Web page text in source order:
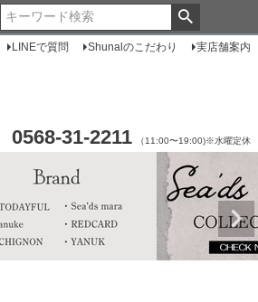
LINEで質問 Shunalのこだわり 実店舗案内
0568-31-2211 （11:00〜19:00)※水曜定休